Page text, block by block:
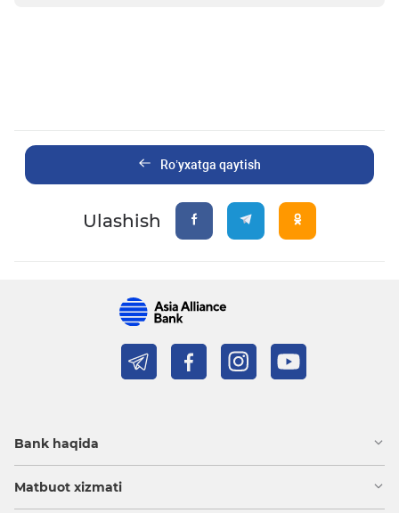
Ro’yxatga qaytish
Ulashish
Bank haqida
Matbuot xizmati